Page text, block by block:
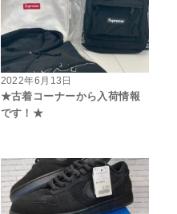
2022年6月13日
★古着コーナーから入荷情報
です！★